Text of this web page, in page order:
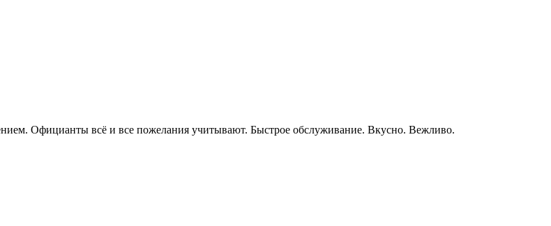
Официанты всё и все пожелания учитывают. Быстрое обслуживание. Вкусно. Вежливо.